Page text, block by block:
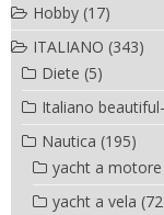
Hobby (17)
ITALIANO (343)
Diete (5)
Italiano
Nautica (195)
yacht a motore
yacht a vela